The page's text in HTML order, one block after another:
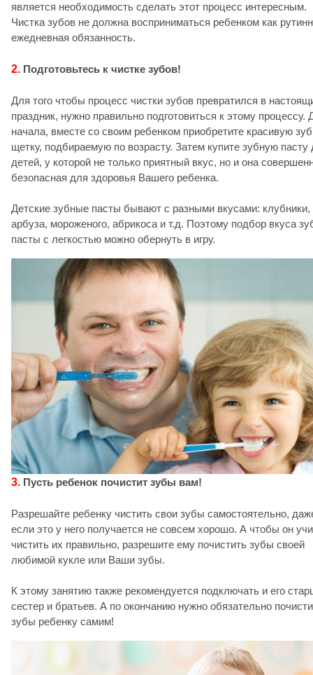
является необходимость сделать этот процесс интересным.
Чистка зубов не должна восприниматься ребенком как
ежедневная обязанность.
2. Подготовьтесь к чистке зубов!
Для того чтобы процесс чистки зубов превратился в
праздник, нужно правильно подготовиться к этому процессу.
начала, вместе со своим ребенком приобретите красивую
щетку, подбираемую по возрасту. Затем купите зубную пасту
детей, у которой не только приятный вкус, но и она
безопасная для здоровья Вашего ребенка.
Детские зубные пасты бывают с разными вкусами: клубники,
арбуза, мороженого, абрикоса и т.д. Поэтому подбор вкуса
пасты с легкостью можно обернуть в игру.
3. Пусть ребенок почистит зубы вам!
Разрешайте ребенку чистить свои зубы самостоятельно,
если это у него получается не совсем хорошо. А чтобы он
чистить их правильно, разрешите ему почистить зубы своей
любимой кукле или Ваши зубы.
К этому занятию также рекомендуется подключать и его
сестер и братьев. А по окончанию нужно обязательно
зубы ребенку самим!